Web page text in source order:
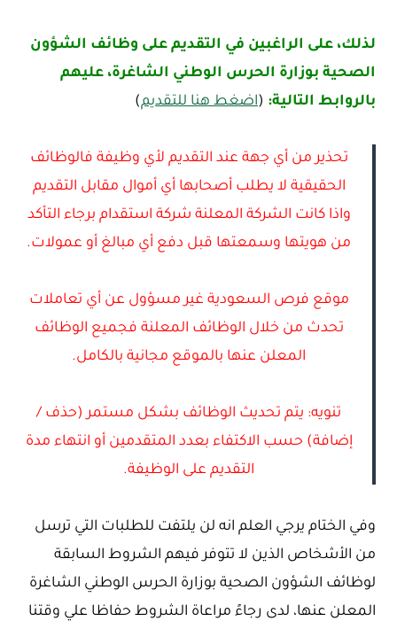
لذلك، على الراغبين في التقديم على وظائف الشؤون
الصحية بوزارة الحرس الوطني الشاغرة، عليهم
بالروابط التالية: (اضغط هنا للتقديم)
تحذير من أي جهة عند التقديم لأي وظيفة فالوظائف
الحقيقية لا يطلب أصحابها أي أموال مقابل التقديم
واذا كانت الشركة المعلنة شركة استقدام برجاء التأكد
من هويتها وسمعتها قبل دفع أي مبالغ أو عمولات.
موقع فرص السعودية غير مسؤول عن أي تعاملات
تحدث من خلال الوظائف المعلنة فجميع الوظائف
المعلن عنها بالموقع مجانية بالكامل.
تنويه: يتم تحديث الوظائف بشكل مستمر (حذف /
إضافة) حسب الاكتفاء بعدد المتقدمين أو انتهاء مدة
التقديم على الوظيفة.
وفي الختام يرجي العلم انه لن يلتفت للطلبات التي ترسل
من الأشخاص الذين لا تتوفر فيهم الشروط السابقة
لوظائف الشؤون الصحية بوزارة الحرس الوطني الشاغرة
المعلن عنها، لدى رجاءً مراعاة الشروط حفاظا علي وقتنا